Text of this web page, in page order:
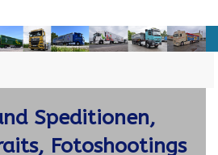
Speditionen,
Fotoshootings